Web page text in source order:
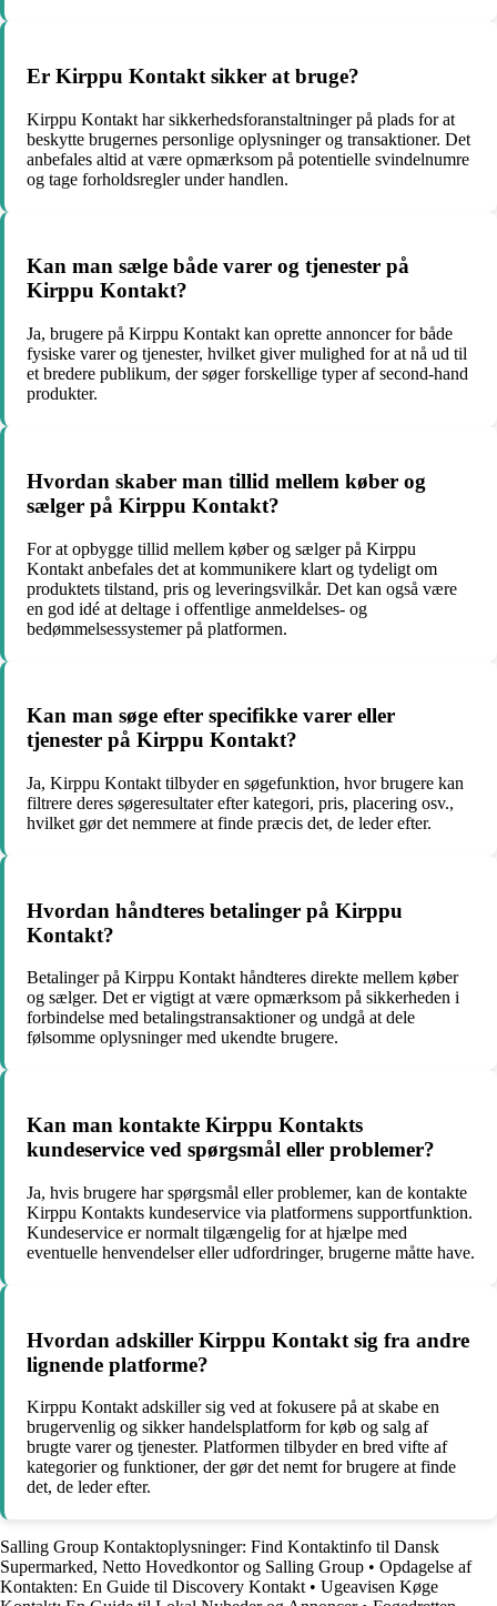
Er Kirppu Kontakt sikker at bruge?
Kirppu Kontakt har sikkerhedsforanstaltninger på plads for at
beskytte brugernes personlige oplysninger og transaktioner. Det
anbefales altid at være opmærksom på potentielle svindelnumre
og tage forholdsregler under handlen.
Kan man sælge både varer og tjenester på
Kirppu Kontakt?
Ja, brugere på Kirppu Kontakt kan oprette annoncer for både
fysiske varer og tjenester, hvilket giver mulighed for at nå ud til
et bredere publikum, der søger forskellige typer af second-hand
produkter.
Hvordan skaber man tillid mellem køber og
sælger på Kirppu Kontakt?
For at opbygge tillid mellem køber og sælger på Kirppu
Kontakt anbefales det at kommunikere klart og tydeligt om
produktets tilstand, pris og leveringsvilkår. Det kan også være
en god idé at deltage i offentlige anmeldelses- og
bedømmelsessystemer på platformen.
Kan man søge efter specifikke varer eller
tjenester på Kirppu Kontakt?
Ja, Kirppu Kontakt tilbyder en søgefunktion, hvor brugere kan
filtrere deres søgeresultater efter kategori, pris, placering osv.,
hvilket gør det nemmere at finde præcis det, de leder efter.
Hvordan håndteres betalinger på Kirppu
Kontakt?
Betalinger på Kirppu Kontakt håndteres direkte mellem køber
og sælger. Det er vigtigt at være opmærksom på sikkerheden i
forbindelse med betalingstransaktioner og undgå at dele
følsomme oplysninger med ukendte brugere.
Kan man kontakte Kirppu Kontakts
kundeservice ved spørgsmål eller problemer?
Ja, hvis brugere har spørgsmål eller problemer, kan de kontakte
Kirppu Kontakts kundeservice via platformens supportfunktion.
Kundeservice er normalt tilgængelig for at hjælpe med
eventuelle henvendelser eller udfordringer, brugerne måtte have.
Hvordan adskiller Kirppu Kontakt sig fra andre
lignende platforme?
Kirppu Kontakt adskiller sig ved at fokusere på at skabe en
brugervenlig og sikker handelsplatform for køb og salg af
brugte varer og tjenester. Platformen tilbyder en bred vifte af
kategorier og funktioner, der gør det nemt for brugere at finde
det, de leder efter.
Salling Group Kontaktoplysninger: Find Kontaktinfo til Dansk
Supermarked, Netto Hovedkontor og Salling Group • Opdagelse af
Kontakten: En Guide til Discovery Kontakt • Ugeavisen Køge